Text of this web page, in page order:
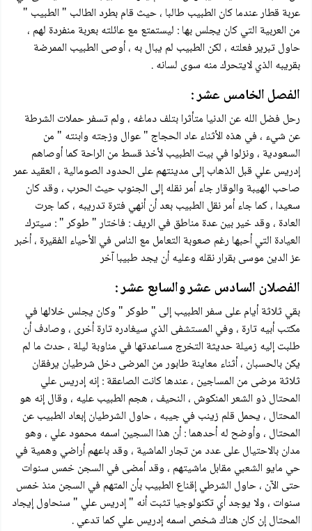
عربة قطار عندما كان الطبيب طالبا ، حيث قام بطرد الطالب " الطبيب "
من العربية التي كان يجلس بها : ليستمتع مع عائلته بعربة منفردة لهم ،
حاول تبرير فعلته ، لكن الطبيب لم يبال به ، أوصى الطبيب الممرضة
بقريبه الذي لايتحرك منه سوى لسانه .
الفصل الخامس عشر :
رحل فضل الله عن الدنيا متأثرا بتلف دماغه ، ولم تسفر حملات الشرطة
عن شيء ، في هذه الأثناء عاد الحجاج " عوال وزجته وابنته " من
السعودية ، ونزلوا في بيت الطبيب لأخذ قسط من الراحة كما أوصاهم
إدريس علي قبل الذهاب إلى مدينتهم على الحدود الصومالية ، العقيد عمر
صاحب الهيبة والوقار جاء أمر نقله إلى الجنوب حيث الحرب ، وقد كان
سعيدا ، كما جاء أمر نقل الطبيب بعد أن أنهي فترة تدريبه ، كما جرت
العادة ، وقد خير بين عدة مناطق في الريف : فاختار " طوكر " : سيترك
العيادة التي أحبها رغم صعوبة التعامل مع الناس في الأحياء الفقيرة ، أخبر
عز الدين موسى بقرار نقله وعليه أن يجد طبيبا آخر
الفصلان السادس عشر والسابع عشر :
بقي ثلاثة أيام على سفر الطبيب إلى " طوكر " وكان يجلس خلالها في
مكتب أبيه تارة ، وفي المستشفى الذي سيغادره تارة أخرى ، وصادف أن
طلبت إليه زميلة حديثة التخرج مساعدتها في مناوبة ليلة ، حدث ما لم
يكن بالحسبان ، أثناء معاينة طابور من المرضى دخل شرطيان يرفقان
ثلاثة مرضى من المساجين ، عندها كانت الصاعقة : إنه إدريس علي
المحتال ذو الشعر المنكوش ، النحيف ، هجم الطبيب عليه ، وقال إنه هو
المحتال ، يحمل قلم زينب في جيبه ، حاول الشرطيان إبعاد الطبيب عن
المحتال ، وأوضح له أحدهما : أن هذا السجين اسمه محمود علي ، وهو
مدان بالاحتيال على عدد من تجار الماشية ، وقد باعهم أراضي وهمية في
حي مايو الشعبي مقابل ماشيتهم ، وقد أمضى في السجن خمس سنوات
حتى الآن ، حاول الشرطي إقناع الطبيب بأن المتهم في السجن منذ خمس
سنوات ، ولا يوجد أي تكنولوجيا تثبت أنه " إدريس علي " سنحاول إيجاد
المحتال إن كان هناك شخص اسمه إدريس علي كما تدعي .